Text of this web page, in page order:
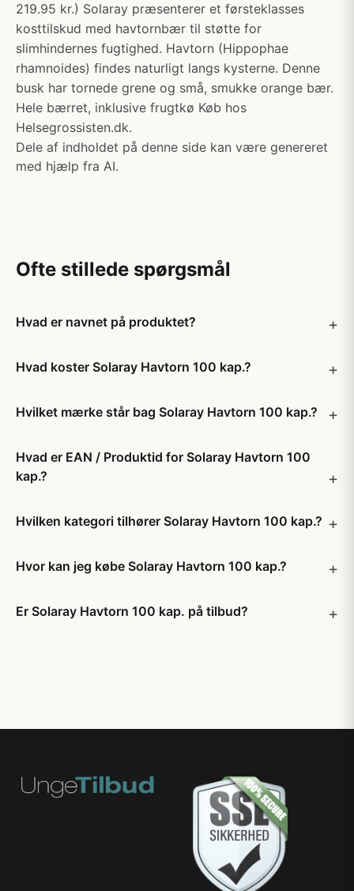
219.95 kr.) Solaray præsenterer et førsteklasses
kosttilskud med havtornbær til støtte for
slimhindernes fugtighed. Havtorn (Hippophae
rhamnoides) findes naturligt langs kysterne. Denne
busk har tornede grene og små, smukke orange bær.
Hele bærret, inklusive frugtkø Køb hos
Helsegrossisten.dk.
Dele af indholdet på denne side kan være genereret
med hjælp fra AI.
Ofte stillede spørgsmål
Hvad er navnet på produktet?
Hvad koster Solaray Havtorn 100 kap.?
Hvilket mærke står bag Solaray Havtorn 100 kap.?
Hvad er EAN / Produktid for Solaray Havtorn 100
kap.?
Hvilken kategori tilhører Solaray Havtorn 100 kap.?
Hvor kan jeg købe Solaray Havtorn 100 kap.?
Er Solaray Havtorn 100 kap. på tilbud?